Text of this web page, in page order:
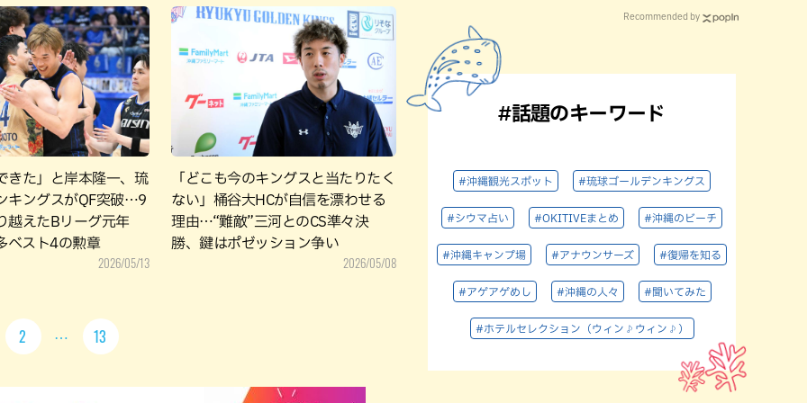
きた」と岸本隆一、琉
キングスがQF突破…9
越えたBリーグ元年
ベスト4の勲章
2026/05/13
「どこも今のキングスと当たりたく
ない」桶谷大HCが自信を漂わせる
理由…“難敵”三河とのCS準々決
勝、鍵はポゼッション争い
2026/05/08
2 13
Recommended by
#話題のキーワード
#沖縄観光スポット #琉球ゴールデンキングス
#シウマ占い #OKITIVEまとめ #沖縄のビーチ
#沖縄キャンプ場 #アナウンサーズ #復帰を知る
#アゲアゲめし #沖縄の人々 #聞いてみた
#ホテルセレクション（ウィン♪ウィン♪）